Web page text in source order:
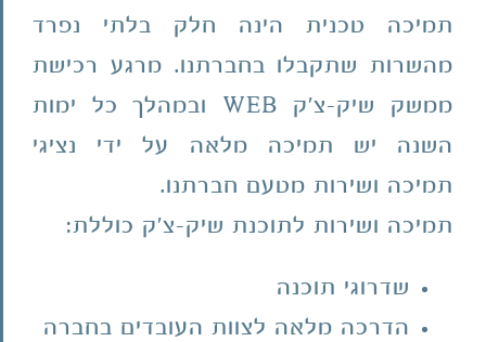
תמיכה טכנית הינה חלק בלתי נפרד
מהשרות שתקבלו בחברתנו. מרגע רכישת
ממשק שיק-צ'ק WEB ובמהלך כל ימות
השנה יש תמיכה מלאה על ידי נציגי
תמיכה ושירות מטעם חברתנו.
תמיכה ושירות לתוכנת שיק-צ'ק כוללת:
שדרוגי תוכנה
הדרכה מלאה לצוות העובדים בחברה